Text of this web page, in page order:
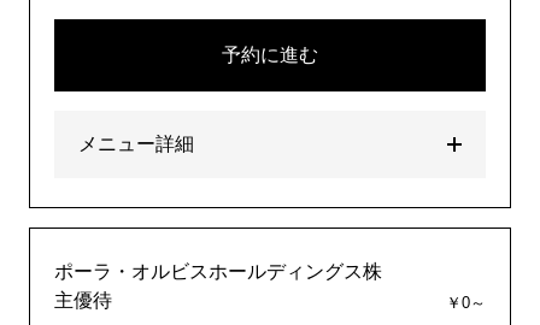
予約に進む
メニュー詳細
ポーラ・オルビスホールディングス株
主優待
￥0～